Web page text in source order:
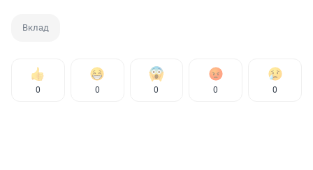
Вклад
0 0 0 0 0